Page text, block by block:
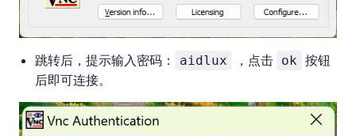
跳转后，提示输入密码： aidlux ，点击 ok 按钮
后即可连接。